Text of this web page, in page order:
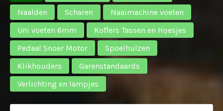
Naalden
Scharen
Naaimachine voeten
Uni voeten 6mm
Koffers Tassen en Hoesjes
Pedaal Snoer Motor
Spoelhulzen
Klikhouders
Garenstandaards
Verlichting en lampjes